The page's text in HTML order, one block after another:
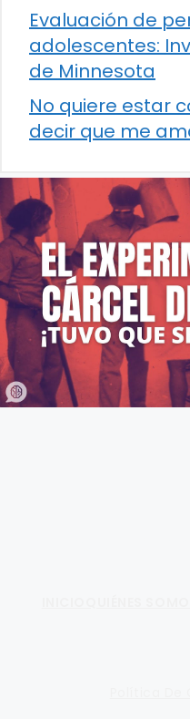
Evaluación de
adolescentes:
de Minnesota
No quiere estar
decir que me